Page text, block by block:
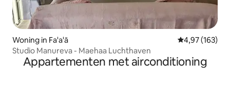
Woning in Fa'a'ā Gemiddelde
4,97 (163)
Studio Manureva - Maehaa Luchthaven
Appartementen met airconditioning